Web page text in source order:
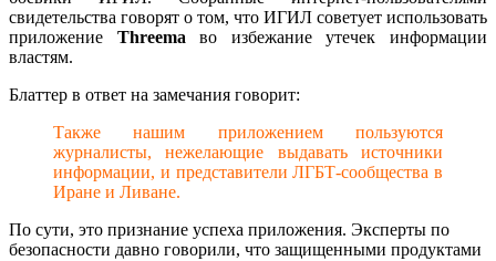
свидетельства говорят о том, что ИГИЛ советует использовать
приложение Threema во избежание утечек информации
властям.
Блаттер в ответ на замечания говорит:
Также нашим приложением пользуются
журналисты, нежелающие выдавать источники
информации, и представители ЛГБТ-сообщества в
Иране и Ливане.
По сути, это признание успеха приложения. Эксперты по
безопасности давно говорили, что защищенными продуктами